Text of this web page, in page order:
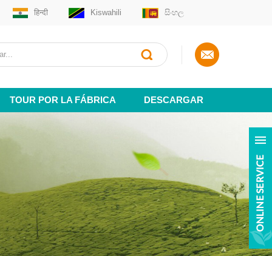
हिन्दी Kiswahili සිංහල
TOUR POR LA FÁBRICA DESCARGAR